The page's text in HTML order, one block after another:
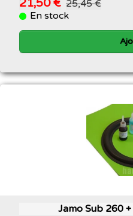
21,50 € 25,45 €
En stock
Jamo Sub 260